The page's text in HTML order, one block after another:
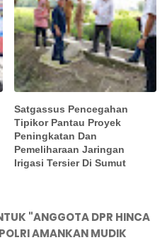
Satgassus Pencegahan
Tipikor Pantau Proyek
Peningkatan Dan
Pemeliharaan Jaringan
Irigasi Tersier Di Sumut
"ANGGOTA DPR HINCA
AMANKAN MUDIK